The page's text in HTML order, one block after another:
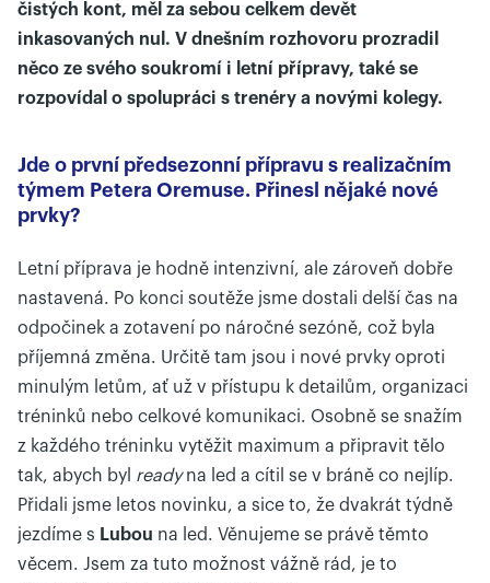
čistých kont, měl za sebou celkem devět
inkasovaných nul. V dnešním rozhovoru prozradil
něco ze svého soukromí i letní přípravy, také se
rozpovídal o spolupráci s trenéry a novými kolegy.
Jde o první předsezonní přípravu s realizačním
týmem Petera Oremuse. Přinesl nějaké nové
prvky?
Letní příprava je hodně intenzivní, ale zároveň dobře
nastavená. Po konci soutěže jsme dostali delší čas na
odpočinek a zotavení po náročné sezóně, což byla
příjemná změna. Určitě tam jsou i nové prvky oproti
minulým letům, ať už v přístupu k detailům, organizaci
tréninků nebo celkové komunikaci. Osobně se snažím
z každého tréninku vytěžit maximum a připravit tělo
tak, abych byl readyna led a cítil se v bráně co nejlíp.
Přidali jsme letos novinku, a sice to, že dvakrát týdně
jezdíme s Lubou na led. Věnujeme se právě těmto
věcem. Jsem za tuto možnost vážně rád, je to